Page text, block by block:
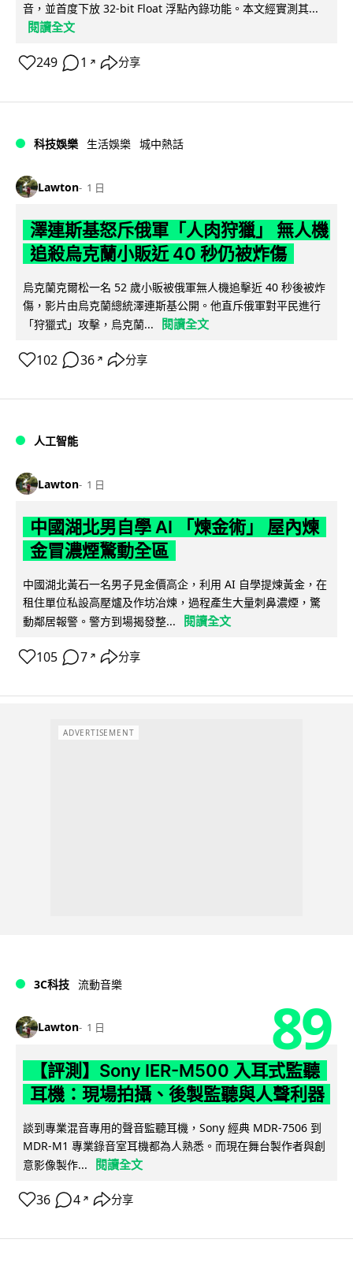
音，並首度下放 32-bit Float 浮點內錄功能。本文經實測其...
閱讀全文
249 1 ↗ 分享
科技娛樂 生活娛樂 城中熱話
Lawton 1 日
澤連斯基怒斥俄軍「人肉狩獵」 無人機
追殺烏克蘭小販近 40 秒仍被炸傷
烏克蘭克爾松一名 52 歲小販被俄軍無人機追擊近 40 秒後被炸
傷，影片由烏克蘭總統澤連斯基公開。他直斥俄軍對平民進行
「狩獵式」攻擊，烏克蘭...
閱讀全文
102 36 ↗ 分享
人工智能
Lawton 1 日
中國湖北男自學 AI 「煉金術」 屋內煉
金冒濃煙驚動全區
中國湖北黃石一名男子見金價高企，利用 AI 自學提煉黃金，在
租住單位私設高壓爐及作坊冶煉，過程產生大量刺鼻濃煙，驚
動鄰居報警。警方到場揭發整...
閱讀全文
105 7 ↗ 分享
ADVERTISEMENT
3C科技 流動音樂
Lawton 1 日 89
【評測】Sony IER-M500 入耳式監聽
耳機：現場拍攝、後製監聽與人聲利器
談到專業混音專用的聲音監聽耳機，Sony 經典 MDR-7506 到
MDR-M1 專業錄音室耳機都為人熟悉。而現在舞台製作者與創
意影像製作...
閱讀全文
36 4 ↗ 分享